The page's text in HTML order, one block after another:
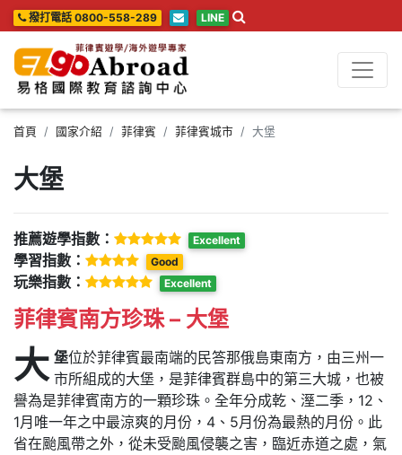
撥打電話 0800-558-289 LINE
首頁 國家介紹 菲律賓 菲律賓城市 大堡
大堡
推薦遊學指數： Excellent
學習指數： Good
玩樂指數： Excellent
菲律賓南方珍珠 – 大堡
大 堡位於菲律賓最南端的民答那俄島東南方，由三州一
市所組成的大堡，是菲律賓群島中的第三大城，也被
譽為是菲律賓南方的一顆珍珠。全年分成乾、溼二季，12、
1月唯一年之中最涼爽的月份，4、5月份為最熱的月份。此
省在颱風帶之外，從未受颱風侵襲之害，臨近赤道之處，氣